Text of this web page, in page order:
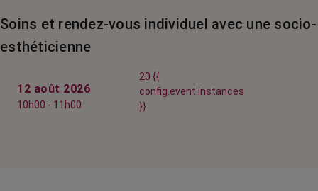
Soins et rendez-vous individuel avec une socio-
esthéticienne
12 août 2026
10h00 - 11h00
20 {{
config.event.instances
}}